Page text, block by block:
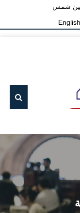
عين شمس
English
الرئيسيـة
عن الجامعة
القطاعـات